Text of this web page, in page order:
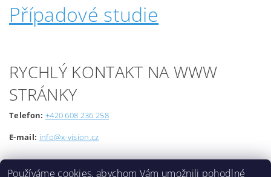
Případové studie
RYCHLÝ KONTAKT NA WWW
STRÁNKY
Telefon: +420 608 236 258
E-mail: info@x-vision.cz
Používáme cookies, abychom Vám umožnili pohodlné